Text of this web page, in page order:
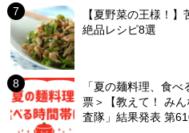
【夏野菜の王様！
絶品レシピ8選
「夏の麺料理、食
票＞【教えて！ み
査隊」結果発表 第